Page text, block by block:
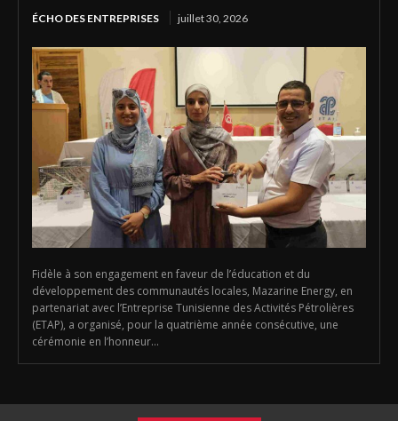
ÉCHO DES ENTREPRISES juillet 30, 2026
Fidèle à son engagement en faveur de l’éducation et du
développement des communautés locales, Mazarine Energy, en
partenariat avec l’Entreprise Tunisienne des Activités Pétrolières
(ETAP), a organisé, pour la quatrième année consécutive, une
cérémonie en l’honneur...